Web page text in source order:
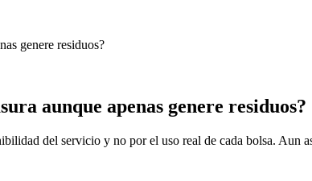
genere residuos?
aunque apenas genere residuos?
del servicio y no por el uso real de cada bolsa.